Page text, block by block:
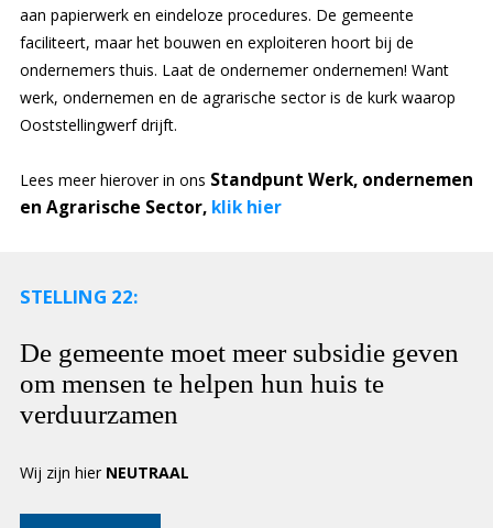
aan papierwerk en eindeloze procedures. De gemeente
faciliteert, maar het bouwen en exploiteren hoort bij de
ondernemers thuis. Laat de ondernemer ondernemen! Want
werk, ondernemen en de agrarische sector is de kurk waarop
Ooststellingwerf drijft.
Lees meer hierover in ons Standpunt Werk, ondernemen
en Agrarische Sector, klik hier
STELLING 22:
De gemeente moet meer subsidie geven
om mensen te helpen hun huis te
verduurzamen
Wij zijn hier NEUTRAAL